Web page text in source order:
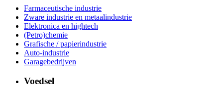
Farmaceutische industrie
Zware industrie en metaalindustrie
Elektronica en hightech
(Petro)chemie
Grafische / papierindustrie
Auto-industrie
Garagebedrijven
Voedsel